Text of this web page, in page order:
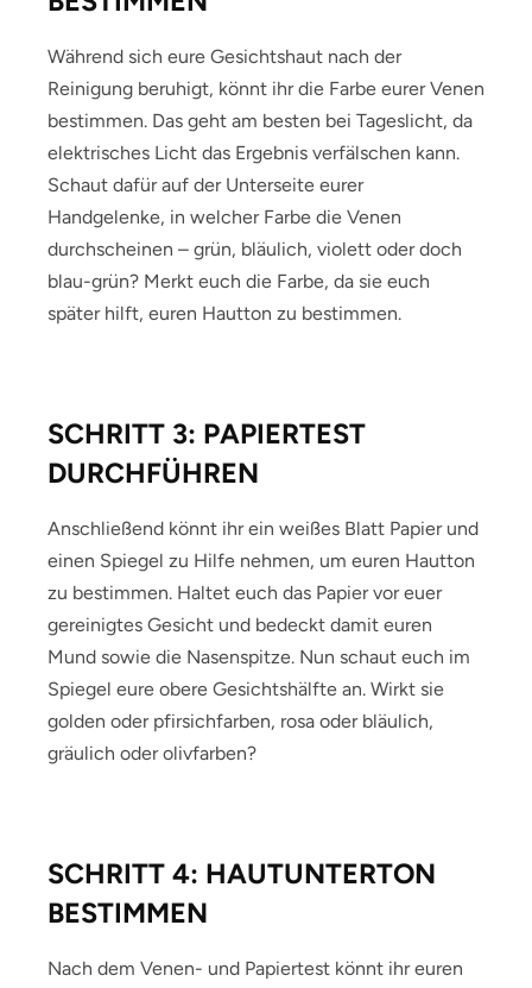
Während sich eure Gesichtshaut nach der
Reinigung beruhigt, könnt ihr die Farbe eurer Venen
bestimmen. Das geht am besten bei Tageslicht, da
elektrisches Licht das Ergebnis verfälschen kann.
Schaut dafür auf der Unterseite eurer
Handgelenke, in welcher Farbe die Venen
durchscheinen – grün, bläulich, violett oder doch
blau-grün? Merkt euch die Farbe, da sie euch
später hilft, euren Hautton zu bestimmen.
SCHRITT 3: PAPIERTEST
DURCHFÜHREN
Anschließend könnt ihr ein weißes Blatt Papier und
einen Spiegel zu Hilfe nehmen, um euren Hautton
zu bestimmen. Haltet euch das Papier vor euer
gereinigtes Gesicht und bedeckt damit euren
Mund sowie die Nasenspitze. Nun schaut euch im
Spiegel eure obere Gesichtshälfte an. Wirkt sie
golden oder pfirsichfarben, rosa oder bläulich,
gräulich oder olivfarben?
SCHRITT 4: HAUTUNTERTON
BESTIMMEN
Nach dem Venen- und Papiertest könnt ihr euren